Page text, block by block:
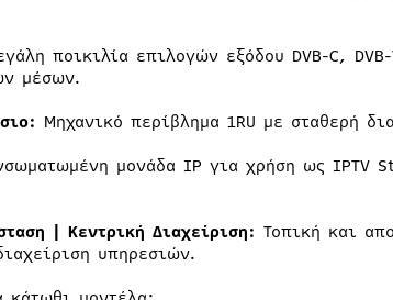
ποικιλία επιλογών εξόδου DVB-C,
μέσων.
Μηχανικό περίβλημα 1RU με σταθερή
μονάδα IP για χρήση ως IPTV
| Κεντρική Διαχείριση: Τοπική και
υπηρεσιών.